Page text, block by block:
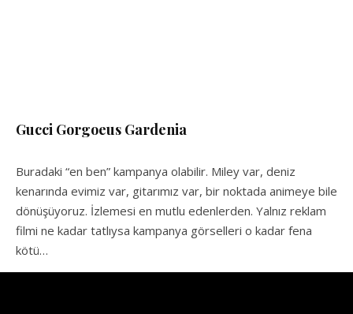
Gucci Gorgoeus Gardenia
Buradaki “en ben” kampanya olabilir. Miley var, deniz
kenarında evimiz var, gitarımız var, bir noktada animeye bile
dönüşüyoruz. İzlemesi en mutlu edenlerden. Yalnız reklam
filmi ne kadar tatlıysa kampanya görselleri o kadar fena
kötü…